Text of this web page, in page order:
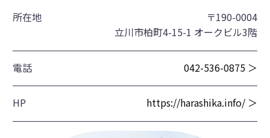
所在地
〒190-0004
立川市柏町4-15-1 オークビル3階
電話 042-536-0875 ＞
HP https://harashika.info/ ＞